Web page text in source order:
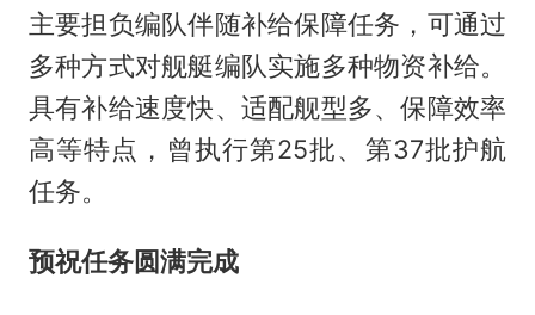
主要担负编队伴随补给保障任务，可通过
多种方式对舰艇编队实施多种物资补给。
具有补给速度快、适配舰型多、保障效率
高等特点，曾执行第25批、第37批护航
任务。
预祝任务圆满完成